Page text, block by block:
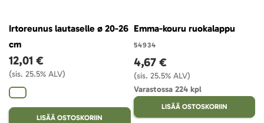
Irtoreunus lautaselle ø 20-26
cm
12,01 €
(sis. 25.5% ALV)
LISÄÄ OSTOSKORIIN
Emma-kouru ruokalappu
54934
4,67 €
(sis. 25.5% ALV)
Varastossa 224 kpl
LISÄÄ OSTOSKORIIN